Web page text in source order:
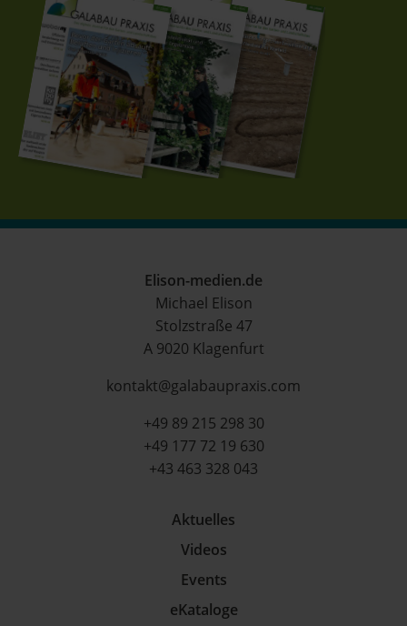
Elison-medien.de
Michael Elison
Stolzstraße 47
A 9020 Klagenfurt
kontakt@galabaupraxis.com
+49 89 215 298 30
+49 177 72 19 630
+43 463 328 043
Aktuelles
Videos
Events
eKataloge